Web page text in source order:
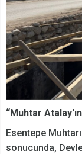
“Muhtar
Esentepe
sonucunda,